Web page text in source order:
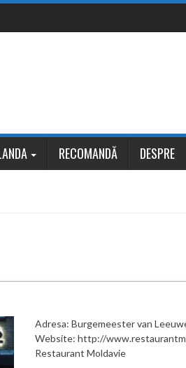
RECOMANDĂ DESPRE
Adresa: Burgemeester van
Website: http://
Restaurant Moldavie